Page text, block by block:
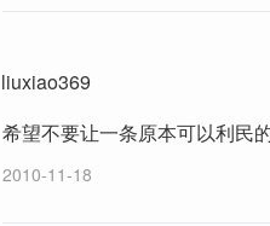
liuxiao369
希望不要让一条原本可以利民
2010-11-18